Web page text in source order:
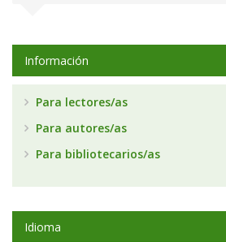
Información
Para lectores/as
Para autores/as
Para bibliotecarios/as
Idioma